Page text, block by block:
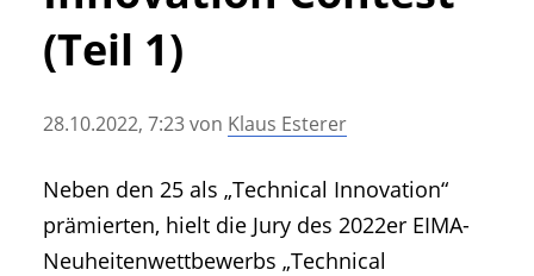
• Messen und Veranstaltungen
• Agritechnica Neuheiten Archiv
(Teil 1)
28.10.2022, 7:23von Klaus Esterer
Neben den 25 als „Technical Innovation“
prämierten, hielt die Jury des 2022er EIMA-
Neuheitenwettbewerbs „Technical